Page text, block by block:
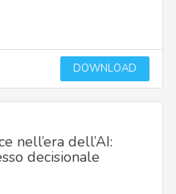
DOWNLOAD
nell’era dell’AI:
decisionale